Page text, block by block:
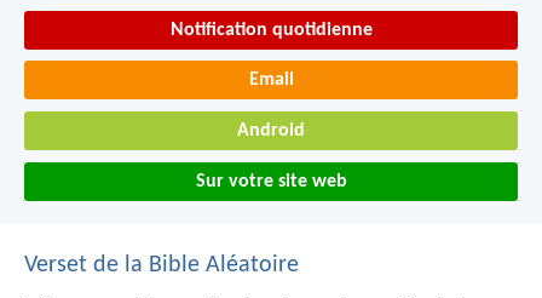
Notification quotidienne
Email
Android
Sur votre site web
Verset de la Bible Aléatoire